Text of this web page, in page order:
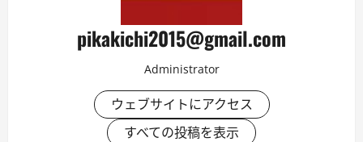
pikakichi2015@gmail.com
Administrator
ウェブサイトにアクセス
すべての投稿を表示